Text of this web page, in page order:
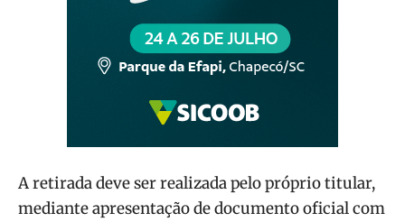
A retirada deve ser realizada pelo próprio titular,
mediante apresentação de documento oficial com